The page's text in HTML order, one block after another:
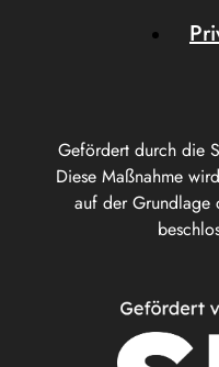
Gefördert durch die
Diese Maßnahme
auf der Grundlage